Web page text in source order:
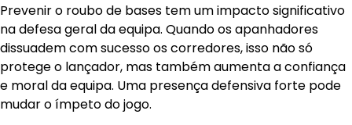
Prevenir o roubo de bases tem um impacto significativo
na defesa geral da equipa. Quando os apanhadores
dissuadem com sucesso os corredores, isso não só
protege o lançador, mas também aumenta a confiança
e moral da equipa. Uma presença defensiva forte pode
mudar o ímpeto do jogo.